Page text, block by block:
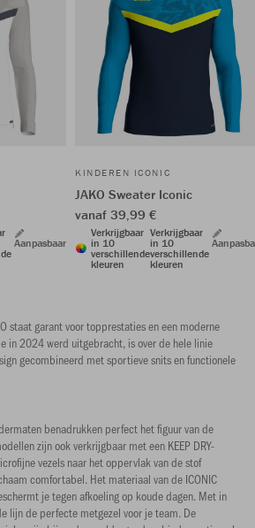
Aanpasbaar
KINDEREN ICONIC
JAKO Sweater Iconic
vanaf 39,99 €
Verkrijgbaar
in 10
verschillende
kleuren
Verkrijgbaar
in 10
verschillende
kleuren
staat garant voor topprestaties en een moderne
in 2024 werd uitgebracht, is over de hele linie
gecombineerd met sportieve snits en functionele
benadrukken perfect het figuur van de
zijn ook verkrijgbaar met een KEEP DRY-
vezels naar het oppervlak van de stof
comfortabel. Het materiaal van de ICONIC
je tegen afkoeling op koude dagen. Met in
lijn de perfecte metgezel voor je team. De